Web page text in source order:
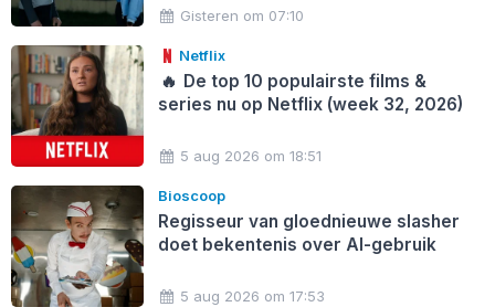
Gisteren om 07:10
Netflix
🔥 De top 10 populairste films &
series nu op Netflix (week 32, 2026)
5 aug 2026 om 18:51
Bioscoop
Regisseur van gloednieuwe slasher
doet bekentenis over AI-gebruik
5 aug 2026 om 17:53